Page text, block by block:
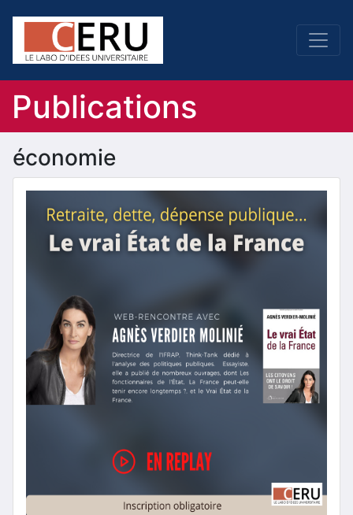
Publications
économie